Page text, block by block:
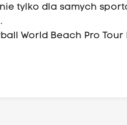
tylko dla samych
World Beach Pro Tour